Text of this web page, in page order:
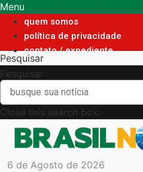
Menu
quem somos
política de privacidade
contato / expediente
Pesquisar
Pesquisar
Close this search box.
6 de Agosto de 2026